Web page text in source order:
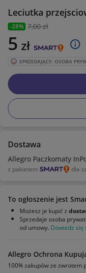
Leciutka
-28% 7,00 zł
5 zł
SPRZEDAJĄCY: OSOBA
Dostawa
Allegro Paczkomaty
z pakietem dla
To ogłoszenie jest
Możesz je kupić z
Sprzedaje osoba
od umowy. Dowiedz się
Allegro Ochrona
100% zakupów ze zwrotem